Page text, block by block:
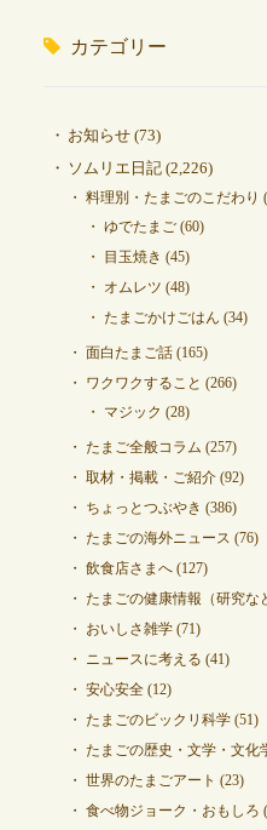
カテゴリー
お知らせ(73)
ソムリエ日記(2,226)
料理別・たまごのこだわり
ゆでたまご(60)
目玉焼き (45)
オムレツ (48)
たまごかけごはん (34)
面白たまご話(165)
ワクワクすること (266)
マジック (28)
たまご全般コラム (257)
取材・掲載・ご紹介(92)
ちょっとつぶやき (386)
たまごの海外ニュース (76)
飲食店さまへ(127)
たまごの健康情報（研究な
おいしさ雑学(71)
ニュースに考える (41)
安心安全(12)
たまごのビックリ科学(51)
たまごの歴史・文学・文化
世界のたまごアート (23)
食べ物ジョーク・おもしろ